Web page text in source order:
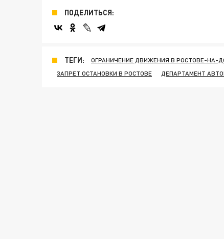
ПОДЕЛИТЬСЯ:
ТЕГИ: ОГРАНИЧЕНИЕ ДВИЖЕНИЯ В РОСТОВЕ-НА-
ЗАПРЕТ ОСТАНОВКИ В РОСТОВЕ
ДЕПАРТАМЕНТ